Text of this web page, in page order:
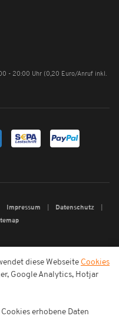
- 20:00 Uhr (0,20 Euro/Anruf inkl.
Impressum
Datenschutz
diese Webseite Cookies
Google Analytics, Hotjar
erhobene Daten